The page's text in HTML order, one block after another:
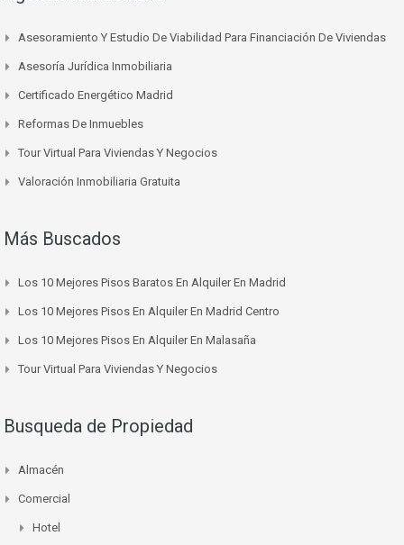
Asesoramiento Y Estudio De Viabilidad Para Financiación De Viviendas
Asesoría Jurídica Inmobiliaria
Certificado Energético Madrid
Reformas De Inmuebles
Tour Virtual Para Viviendas Y Negocios
Valoración Inmobiliaria Gratuita
Más Buscados
Los 10 Mejores Pisos Baratos En Alquiler En Madrid
Los 10 Mejores Pisos En Alquiler En Madrid Centro
Los 10 Mejores Pisos En Alquiler En Malasaña
Tour Virtual Para Viviendas Y Negocios
Busqueda de Propiedad
Almacén
Comercial
Hotel